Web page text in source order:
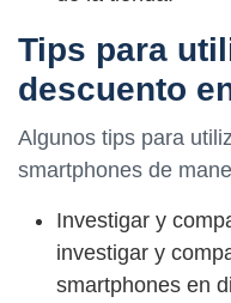
Tips para
descuento
Algunos tips para
smartphones de
Investigar y
investigar y
smartphones en